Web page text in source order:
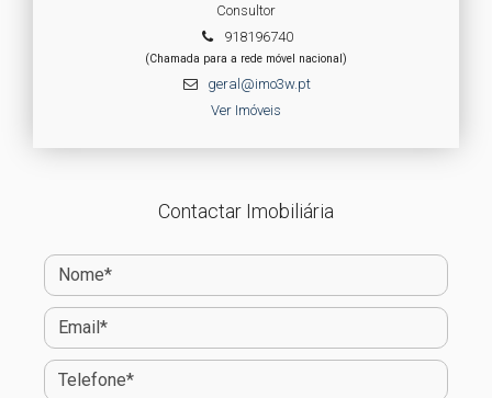
Consultor
918196740
(Chamada para a rede móvel nacional)
geral@imo3w.pt
Ver Imóveis
Contactar Imobiliária